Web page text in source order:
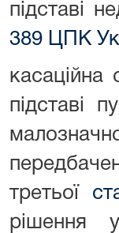
підставі
389 ЦПК
касаційна
підставі
третьої
рішення